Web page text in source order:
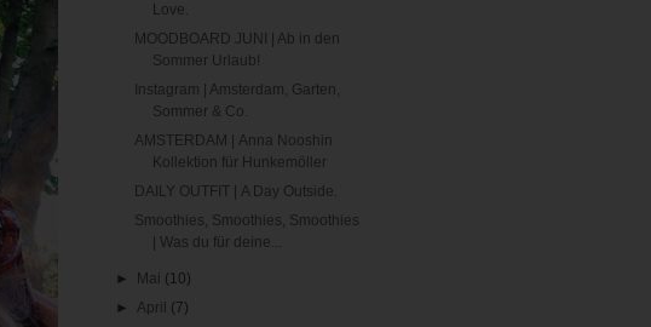
Love.
MOODBOARD JUNI | Ab in den
Sommer Urlaub!
Instagram | Amsterdam, Garten,
Sommer & Co.
AMSTERDAM | Anna Nooshin
Kollektion für Hunkemöller
DAILY OUTFIT | A Day Outside.
Smoothies, Smoothies, Smoothies
| Was du für deine...
► Mai (10)
►April (7)